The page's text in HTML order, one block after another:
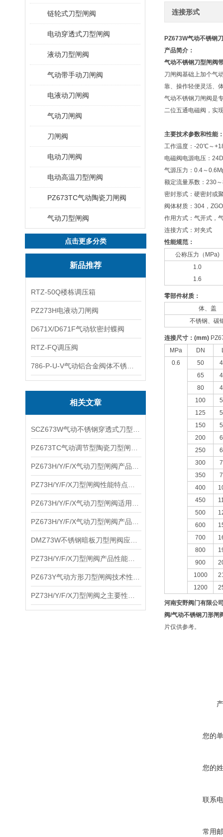
链轮式刀型闸阀
电动穿透式刀型闸阀
液动刀型闸阀
气动带手动刀闸阀
电液动刀闸阀
气动刀闸阀
刀闸阀
电动刀闸阀
电动高温刀型闸阀
PZ673TC气动陶瓷刀闸阀
气动刀型闸阀
点击更多分类
新品推荐
RTZ-50Q楼栋调压箱
PZ273H电液动刀闸阀
D671X/D671F气动软密封蝶阀
RTZ-FQ调压阀
相关文章
连接形式
PZ673W气动不锈钢
产品简介：
气动不锈钢刀型闸阀
刀闸阀基础上加个气
靠、操作轻便灵活、
气动不锈钢刀闸阀是
二位五通电磁阀，实
主要技术参数和性能
工作温度：-20℃～
电磁阀电源电压：
气源压力：0.4～
额定流量系数：230
密封形式：硬密封或
阀体材质：304，
作用方式：气开式，
连接方式：对夹式
性能规范：
公称压力（MPa)
1.0
1.6
零部件材质：
体、盖
不锈钢、碳
连接尺寸： (mm)
MPa
DN
0.6
50
65
80
100
125
150
200
250
300
350
400
450
500
600
700
800
900
1000
1200
河南安野阀门有限公
阀/气动不锈钢刀形闸
片仅供参考。
您的
您的
联系
常用